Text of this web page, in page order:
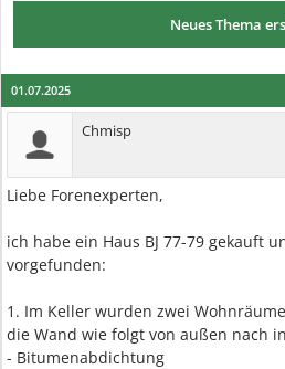
Neues Thema
01.07.2025
Chmisp
Liebe Forenexperten,
ich habe ein Haus BJ 77-79 gekauft
vorgefunden:
1. Im Keller wurden zwei
die Wand wie folgt von außen nach
- Bitumenabdichtung